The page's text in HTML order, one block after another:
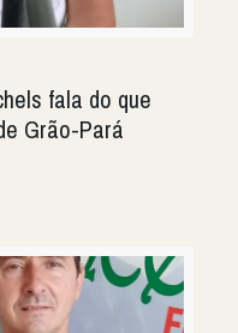
fala do que
Grão-Pará